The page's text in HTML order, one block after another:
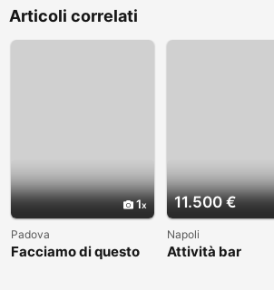
Articoli correlati
1
Padova
Facciamo di questo
11.500 €
Napoli
Attività bar